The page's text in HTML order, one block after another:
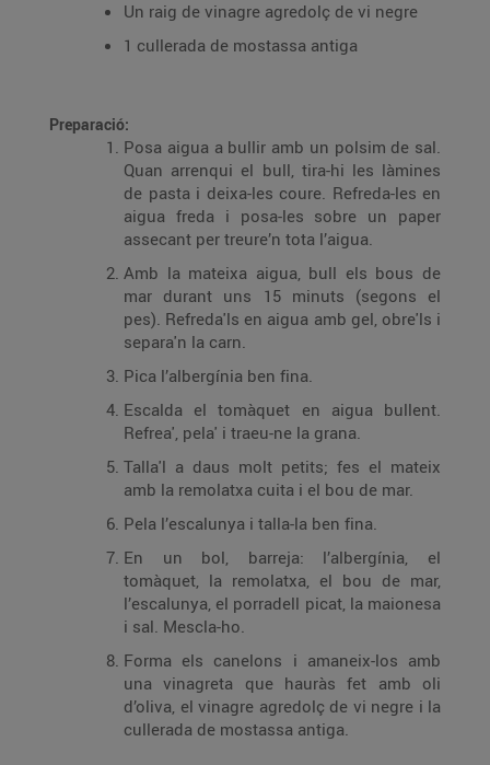
Un raig de vinagre agredolç de vi negre
1 cullerada de mostassa antiga
Preparació:
Posa aigua a bullir amb un polsim de sal.
Quan arrenqui el bull, tira-hi les làmines
de pasta i deixa-les coure. Refreda-les en
aigua freda i posa-les sobre un paper
assecant per treure’n tota l’aigua.
Amb la mateixa aigua, bull els bous de
mar durant uns 15 minuts (segons el
pes). Refreda'ls en aigua amb gel, obre'ls i
separa'n la carn.
Pica l’albergínia ben fina.
Escalda el tomàquet en aigua bullent.
Refrea', pela' i traeu-ne la grana.
Talla'l a daus molt petits; fes el mateix
amb la remolatxa cuita i el bou de mar.
Pela l’escalunya i talla-la ben fina.
En un bol, barreja: l’albergínia, el
tomàquet, la remolatxa, el bou de mar,
l’escalunya, el porradell picat, la maionesa
i sal. Mescla-ho.
Forma els canelons i amaneix-los amb
una vinagreta que hauràs fet amb oli
d’oliva, el vinagre agredolç de vi negre i la
cullerada de mostassa antiga.